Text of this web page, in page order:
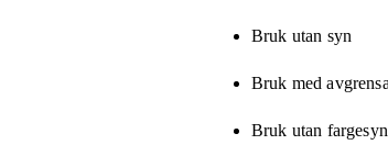
Bruk utan syn
Bruk med
Bruk utan fargesyn